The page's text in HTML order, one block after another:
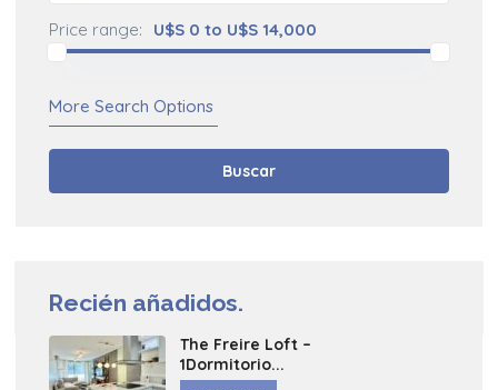
Price range: U$S 0 to U$S 14,000
More Search Options
Buscar
Recién añadidos.
The Freire Loft –
1Dormitorio...